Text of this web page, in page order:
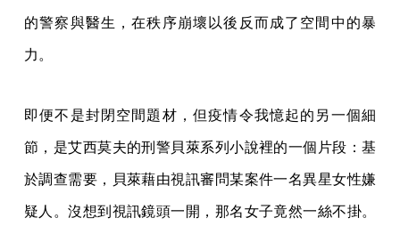
的警察與醫生，在秩序崩壞以後反而成了空間中的暴
力。
即便不是封閉空間題材，但疫情令我憶起的另一個細
節，是艾西莫夫的刑警貝萊系列小說裡的一個片段：基
於調查需要，貝萊藉由視訊審問某案件一名異星女性嫌
疑人。沒想到視訊鏡頭一開，那名女子竟然一絲不掛。